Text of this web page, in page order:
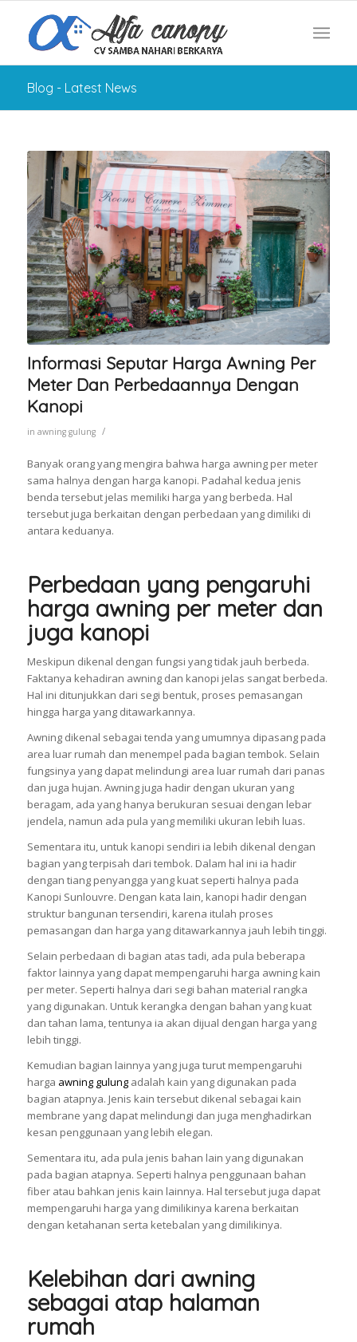
Blog - Latest News
Informasi Seputar Harga Awning Per
Meter Dan Perbedaannya Dengan
Kanopi
in awning gulung /
Banyak orang yang mengira bahwa harga awning per meter
sama halnya dengan harga kanopi. Padahal kedua jenis
benda tersebut jelas memiliki harga yang berbeda. Hal
tersebut juga berkaitan dengan perbedaan yang dimiliki di
antara keduanya.
Perbedaan yang pengaruhi
harga awning per meter dan
juga kanopi
Meskipun dikenal dengan fungsi yang tidak jauh berbeda.
Faktanya kehadiran awning dan kanopi jelas sangat berbeda.
Hal ini ditunjukkan dari segi bentuk, proses pemasangan
hingga harga yang ditawarkannya.
Awning dikenal sebagai tenda yang umumnya dipasang pada
area luar rumah dan menempel pada bagian tembok. Selain
fungsinya yang dapat melindungi area luar rumah dari panas
dan juga hujan. Awning juga hadir dengan ukuran yang
beragam, ada yang hanya berukuran sesuai dengan lebar
jendela, namun ada pula yang memiliki ukuran lebih luas.
Sementara itu, untuk kanopi sendiri ia lebih dikenal dengan
bagian yang terpisah dari tembok. Dalam hal ini ia hadir
dengan tiang penyangga yang kuat seperti halnya pada
Kanopi Sunlouvre. Dengan kata lain, kanopi hadir dengan
struktur bangunan tersendiri, karena itulah proses
pemasangan dan harga yang ditawarkannya jauh lebih tinggi.
Selain perbedaan di bagian atas tadi, ada pula beberapa
faktor lainnya yang dapat mempengaruhi harga awning kain
per meter. Seperti halnya dari segi bahan material rangka
yang digunakan. Untuk kerangka dengan bahan yang kuat
dan tahan lama, tentunya ia akan dijual dengan harga yang
lebih tinggi.
Kemudian bagian lainnya yang juga turut mempengaruhi
harga awning gulungadalah kain yang digunakan pada
bagian atapnya. Jenis kain tersebut dikenal sebagai kain
membrane yang dapat melindungi dan juga menghadirkan
kesan penggunaan yang lebih elegan.
Sementara itu, ada pula jenis bahan lain yang digunakan
pada bagian atapnya. Seperti halnya penggunaan bahan
fiber atau bahkan jenis kain lainnya. Hal tersebut juga dapat
mempengaruhi harga yang dimilikinya karena berkaitan
dengan ketahanan serta ketebalan yang dimilikinya.
Kelebihan dari awning
sebagai atap halaman
rumah